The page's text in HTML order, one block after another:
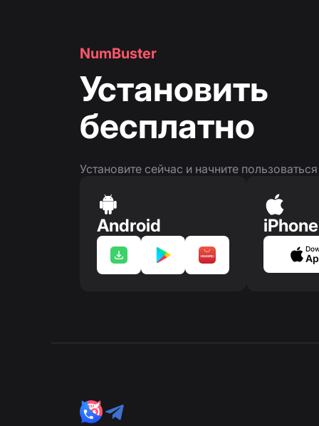
NumBuster
Установить
бесплатно
Установите сейчас и начните
Android iPhone